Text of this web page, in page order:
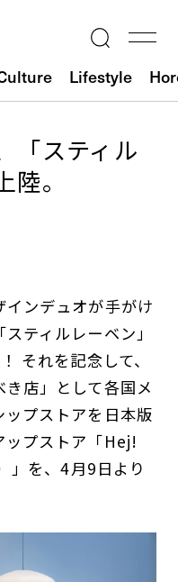
Lifestyle
「スティル
。
ンデュオが手がけ
ティルレーベン」
それを記念して、
き店」として各国メ
プストアを日本版
ップストア「Hej!
」を、4月9日より